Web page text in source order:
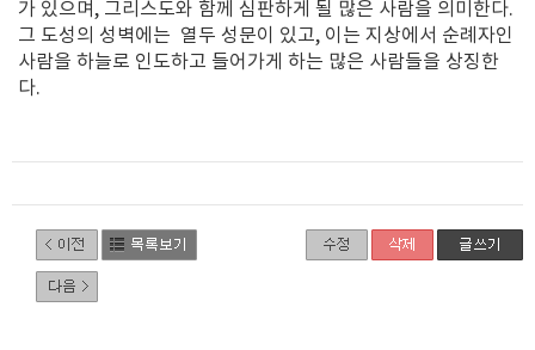
가 있으며, 그리스도와 함께 심판하게 될 많은 사람을 의미한다.
그 도성의 성벽에는 열두 성문이 있고, 이는 지상에서 순례자인
사람을 하늘로 인도하고 들어가게 하는 많은 사람들을 상징한
다.